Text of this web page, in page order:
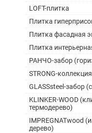
LOFT-плитка
Плитка
Плитка фасадная
Плитка
РАНЧО-забор
STRONG-
GLASSsteel-забор
KLINKER-WOOD
термодерево)
IMPREGNATwood
дерево)